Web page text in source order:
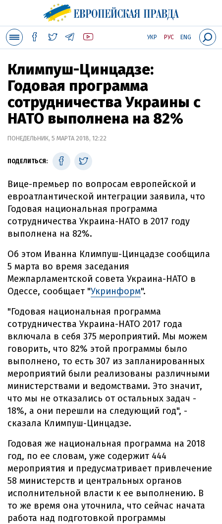
УКР РУС ENG
Климпуш-Цинцадзе:
Годовая программа
сотрудничества Украины с
НАТО выполнена на 82%
ПОНЕДЕЛЬНИК, 5 МАРТА 2018, 12:22
ПОДЕЛИТЬСЯ:
Вице-премьер по вопросам европейской и
евроатлантической интеграции заявила, что
Годовая национальная программа
сотрудничества Украина-НАТО в 2017 году
выполнена на 82%.
Об этом Иванна Климпуш-Цинцадзе сообщила
5 марта во время заседания
Межпарламентской совета Украина-НАТО в
Одессе, сообщает "Укринформ".
"Годовая национальная программа
сотрудничества Украина-НАТО 2017 года
включала в себя 375 мероприятий. Мы можем
говорить, что 82% этой программы было
выполнено, то есть 307 из запланированных
мероприятий были реализованы различными
министерствами и ведомствами. Это значит,
что мы не отказались от остальных задач -
18%, а они перешли на следующий год", -
сказала Климпуш-Цинцадзе.
Годовая же национальная программа на 2018
год, по ее словам, уже содержит 444
мероприятия и предусматривает привлечение
58 министерств и центральных органов
исполнительной власти к ее выполнению. В
то же время она уточнила, что сейчас начата
работа над подготовкой программы